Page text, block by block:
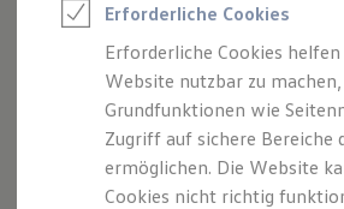
Elektroauto Leasing
Kleinwagen-Leasing
Leasing ohne Anzahlung
Finanzierung
Autokredit mit
Versicherungen und
Kfz-Versicherung
Garantien
Fahrspurwechsel potenziell
erkennen: ein Warnlicht im
dass sich ein Fahrzeug in Ihrem toten
sich schnell von hinten nähert. Beim
Side Assist automatisch die Position
der anderen Fahrzeuge – und warnt
Erforderliche Cookies
Erforderliche Cookies helfen
Website nutzbar zu
Grundfunktionen wie
Zugriff auf sichere Bereiche
ermöglichen. Die Website
Cookies nicht richtig